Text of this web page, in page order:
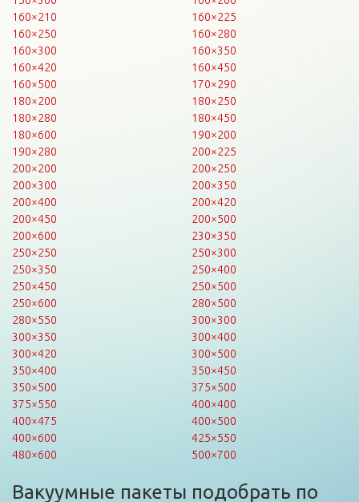
160×210
160×225
160×250
160×280
160×300
160×350
160×420
160×450
160×500
170×290
180×200
180×250
180×280
180×450
180×600
190×200
190×280
200×225
200×200
200×250
200×300
200×350
200×400
200×420
200×450
200×500
200×600
230×350
250×250
250×300
250×350
250×400
250×450
250×500
250×600
280×500
280×550
300×300
300×350
300×400
300×420
300×500
350×400
350×450
350×500
375×500
375×550
400×400
400×475
400×500
400×600
425×550
480×600
500×700
Вакуумные пакеты подобрать по